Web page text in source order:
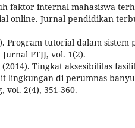
faktor internal mahasiswa
online. Jurnal pendidikan
Program tutorial dalam sistem
PTJJ, vol. 1(2).
Tingkat aksesibilitas
lingkungan di perumnas
vol. 2(4), 351-360.